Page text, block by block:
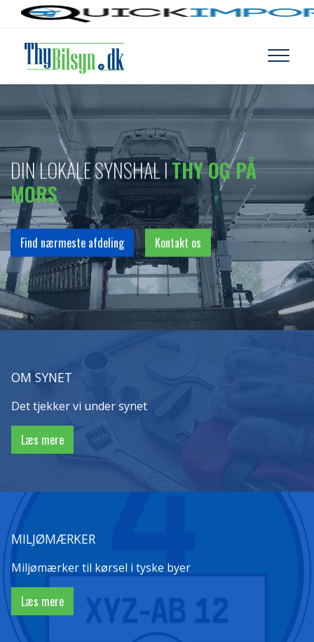
hovedindhold
DIN LOKALE SYNSHAL ITHY OG PÅ
MORS
Find nærmeste afdeling Kontakt os
OM SYNET
Det tjekker vi under synet
Læs mere
MILJØMÆRKER
Miljømærker til kørsel i tyske byer
Læs mere